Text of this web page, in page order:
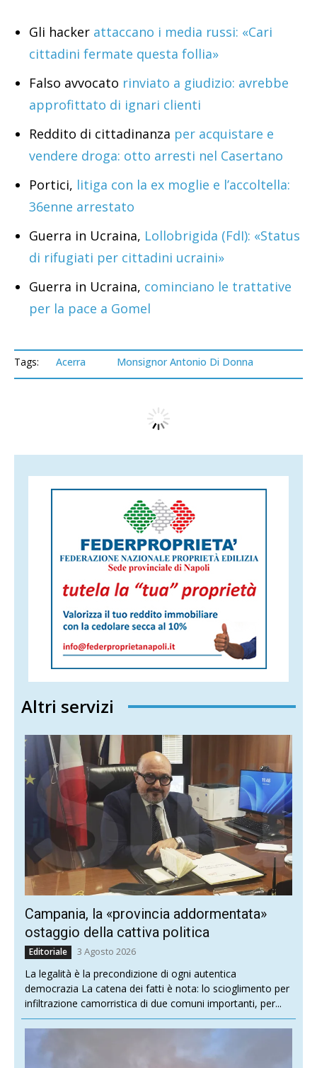
Gli hacker attaccano i media russi: «Cari
cittadini fermate questa follia»
Falso avvocato rinviato a giudizio: avrebbe
approfittato di ignari clienti
Reddito di cittadinanza per acquistare e
vendere droga: otto arresti nel Casertano
Portici, litiga con la ex moglie e l’accoltella:
36enne arrestato
Guerra in Ucraina, Lollobrigida (FdI): «Status
di rifugiati per cittadini ucraini»
Guerra in Ucraina, cominciano le trattative
per la pace a Gomel
Tags: Acerra Monsignor Antonio Di Donna
Altri servizi
Campania, la «provincia addormentata»
ostaggio della cattiva politica
Editoriale 3 Agosto 2026
La legalità è la precondizione di ogni autentica
democrazia La catena dei fatti è nota: lo scioglimento per
infiltrazione camorristica di due comuni importanti, per...